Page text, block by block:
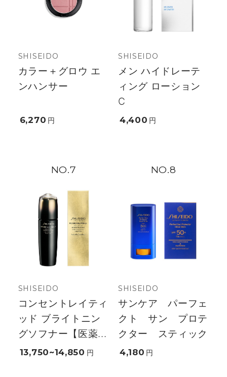
SHISEIDO
カラー＋グロウ エ
ンハンサー
6,270 円
SHISEIDO
メン ハイドレーテ
ィング ローション
C
4,400 円
7
SHISEIDO
コンセントレイティ
ッド ブライトニン
グソフナー【医薬...
13,750~14,850 円
8
SHISEIDO
サンケア パーフェ
クト サン プロテ
クター スティック
4,180 円